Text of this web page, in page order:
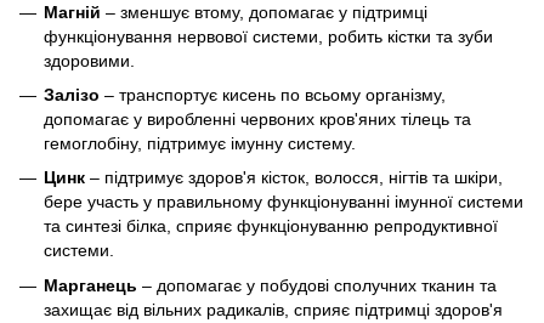
Магній – зменшує втому, допомагає у підтримці
функціонування нервової системи, робить кістки та зуби
здоровими.
Залізо – транспортує кисень по всьому організму,
допомагає у виробленні червоних кров'яних тілець та
гемоглобіну, підтримує імунну систему.
Цинк – підтримує здоров'я кісток, волосся, нігтів та шкіри,
бере участь у правильному функціонуванні імунної системи
та синтезі білка, сприяє функціонуванню репродуктивної
системи.
Марганець – допомагає у побудові сполучних тканин та
захищає від вільних радикалів, сприяє підтримці здоров'я